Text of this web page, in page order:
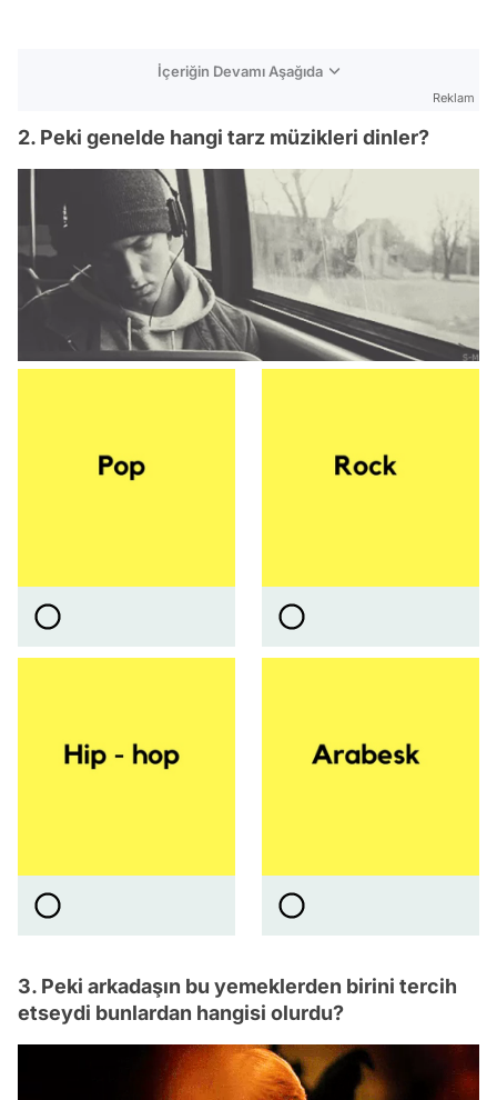
İçeriğin Devamı Aşağıda
Reklam
2. Peki genelde hangi tarz müzikleri dinler?
3. Peki arkadaşın bu yemeklerden birini tercih
etseydi bunlardan hangisi olurdu?